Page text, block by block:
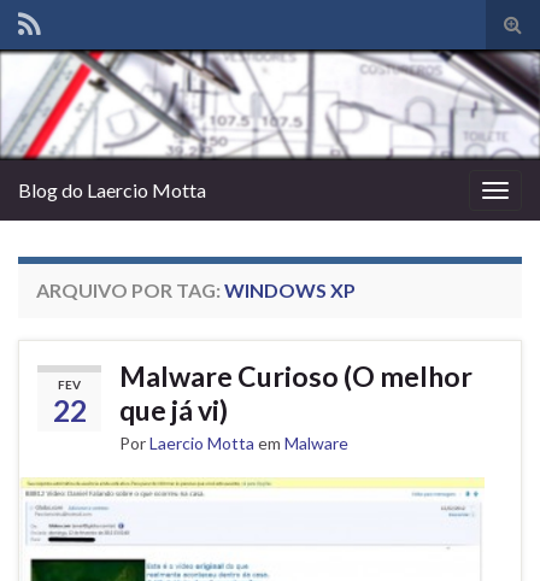
de
Blog do Laercio Motta
ARQUIVO POR TAG: WINDOWS XP
FEV
22
Malware Curioso (O melhor
que já vi)
PorLaercio Motta em Malware